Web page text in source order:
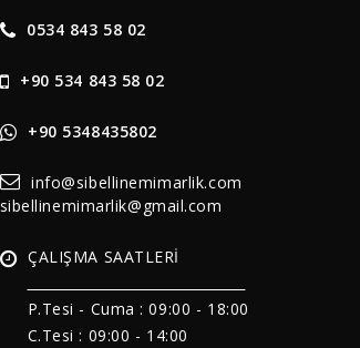
0534 843 58 02
+90 534 843 58 02
+90 5348435802
info@sibellinemimarlik.com
sibellinemimarlik@gmail.com
ÇALIŞMA SAATLERİ
P.Tesi - Cuma : 09:00 - 18:00
C.Tesi : 09:00 - 14:00